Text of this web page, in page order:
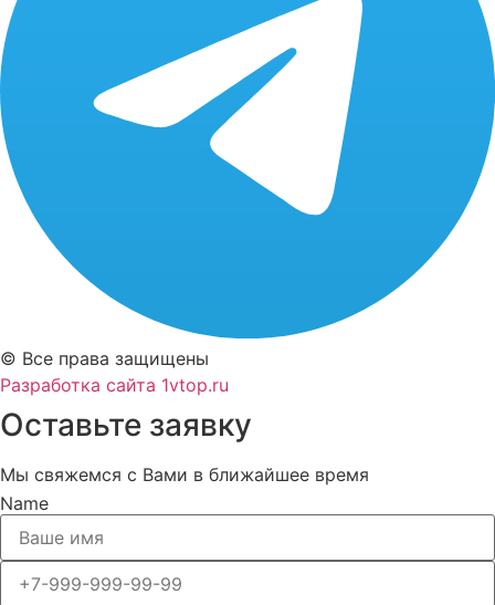
© Все права защищены
Разработка сайта 1vtop.ru
Оставьте заявку
Мы свяжемся с Вами в ближайшее время
Name